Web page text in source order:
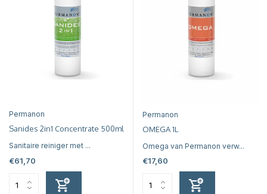
Permanon
Sanides 2in1 Concentrate 500ml
Sanitaire reiniger met ...
€61,70
Permanon
OMEGA 1L
Omega van Permanon verw...
€17,60